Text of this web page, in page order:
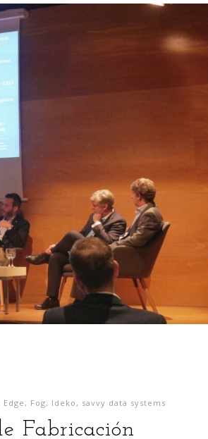
Edge , Fog, Ideko , savvy data systems
Fabricación